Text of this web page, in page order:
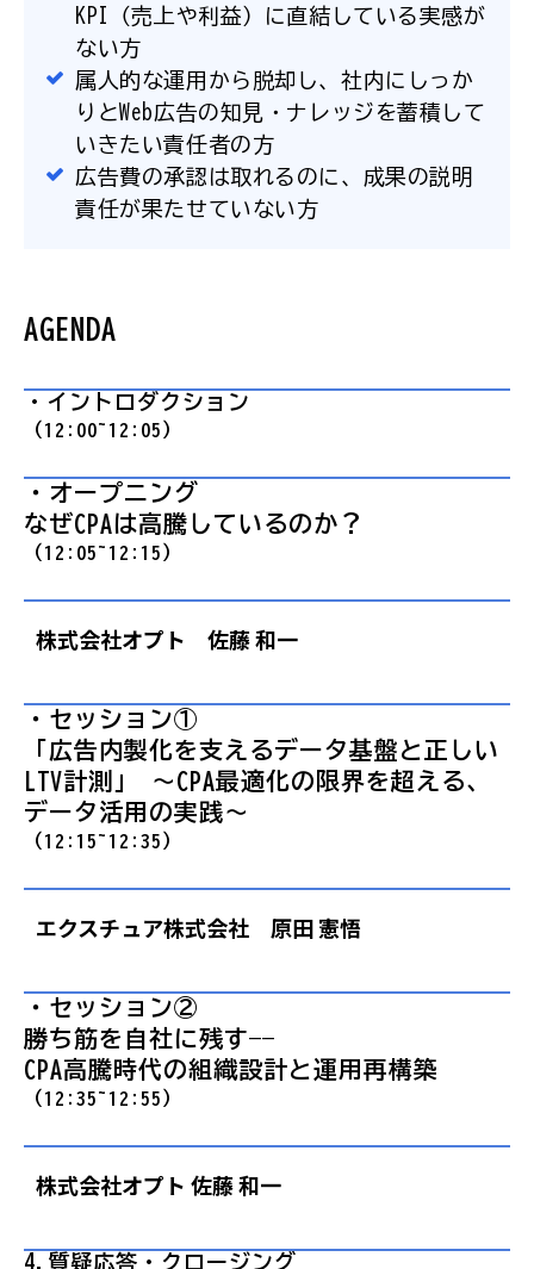
KPI（売上や利益）に直結している実感が
ない方
属人的な運用から脱却し、社内にしっか
りとWeb広告の知見・ナレッジを蓄積して
いきたい責任者の方
広告費の承認は取れるのに、成果の説明
責任が果たせていない方
AGENDA
・イントロダクション
（12:00~12:05）
・オープニング
なぜCPAは高騰しているのか？
（12:05~12:15）
株式会社オプト 佐藤 和一
・セッション①
「広告内製化を支えるデータ基盤と正しい
LTV計測」 〜CPA最適化の限界を超える、
データ活用の実践〜
（12:15~12:35）
エクスチュア株式会社 原田 憲悟
・セッション②
勝ち筋を自社に残す——
CPA高騰時代の組織設計と運用再構築
（12:35~12:55）
株式会社オプト 佐藤 和一
4.質疑応答・クロージング